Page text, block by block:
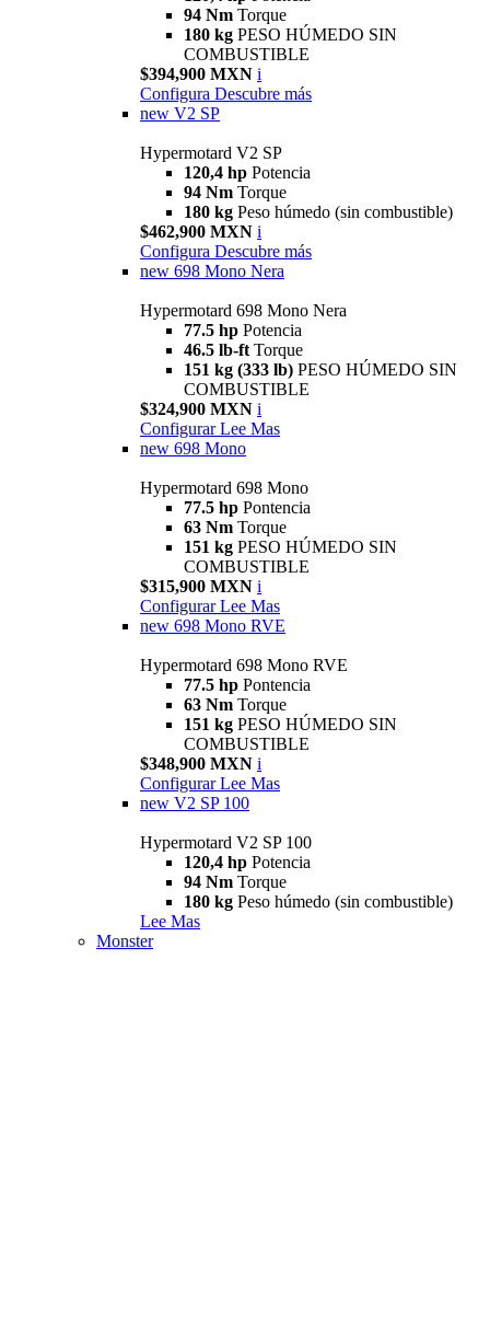
94 Nm Torque
180 kg PESO HÚMEDO SIN
COMBUSTIBLE
$394,900 MXN i
Configura Descubre más
new V2 SP
Hypermotard V2 SP
120,4 hp Potencia
94 Nm Torque
180 kg Peso húmedo (sin combustible)
$462,900 MXN i
Configura Descubre más
new 698 Mono Nera
Hypermotard 698 Mono Nera
77.5 hp Potencia
46.5 lb-ft Torque
151 kg (333 lb) PESO HÚMEDO SIN
COMBUSTIBLE
$324,900 MXN i
Configurar Lee Mas
new 698 Mono
Hypermotard 698 Mono
77.5 hp Pontencia
63 Nm Torque
151 kg PESO HÚMEDO SIN
COMBUSTIBLE
$315,900 MXN i
Configurar Lee Mas
new 698 Mono RVE
Hypermotard 698 Mono RVE
77.5 hp Pontencia
63 Nm Torque
151 kg PESO HÚMEDO SIN
COMBUSTIBLE
$348,900 MXN i
Configurar Lee Mas
new V2 SP 100
Hypermotard V2 SP 100
120,4 hp Potencia
94 Nm Torque
180 kg Peso húmedo (sin combustible)
Lee Mas
Monster